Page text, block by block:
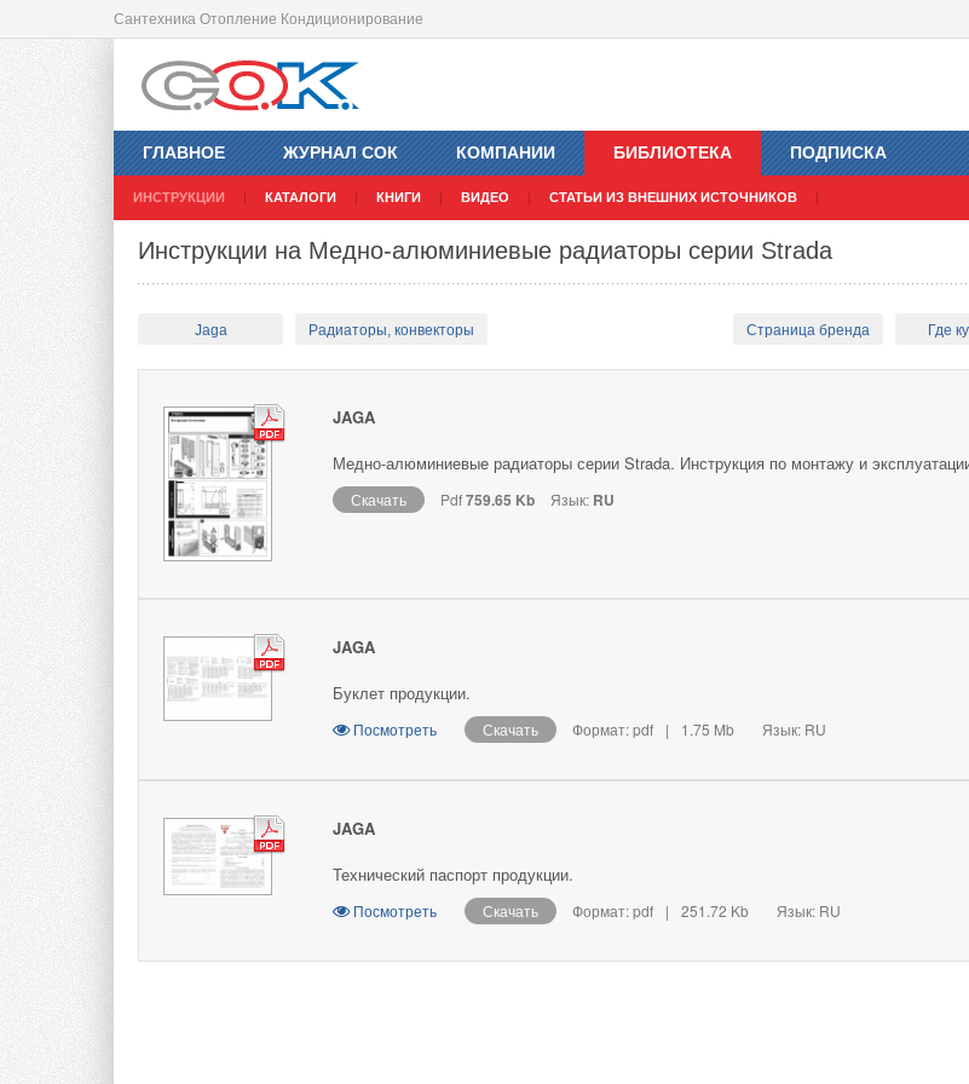
Сантехника Отопление Кондиционирование
ГЛАВНОЕ ЖУРНАЛ СОК КОМПАНИИ БИБЛИОТЕКА
ИНСТРУКЦИИ КАТАЛОГИ КНИГИ ВИДЕО СТАТЬИ ИЗ ВНЕШНИХ ИСТОЧНИКОВ
ПОДПИСКА
Инструкции на Медно-алюминиевые радиаторы серии Strada
Jaga Радиаторы, конвекторы Страница бренда Где
JAGA
Медно-алюминиевые радиаторы серии Strada. Инструкция по монтажу и
Скачать Pdf759.65 Kb Язык: RU
JAGA
Буклет продукции.
Посмотреть Скачать Формат: pdf | 1.75 Mb Язык: RU
JAGA
Технический паспорт продукции.
Посмотреть Скачать Формат: pdf | 251.72 Kb Язык: RU